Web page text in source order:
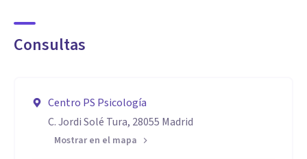
Consultas
Centro PS Psicología
C. Jordi Solé Tura, 28055 Madrid
Mostrar en el mapa